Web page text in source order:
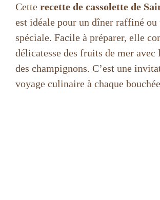
V
i
d
Cette recette de cassolette de
est idéale pour un dîner raffiné ou
spéciale. Facile à préparer, elle
délicatesse des fruits de mer avec
des champignons. C’est une
voyage culinaire à chaque